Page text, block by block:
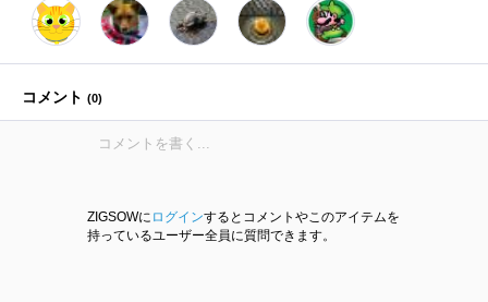
コメント (0)
ZIGSOWに ログインするとコメントやこのアイテムを
持っているユーザー全員に質問できます。